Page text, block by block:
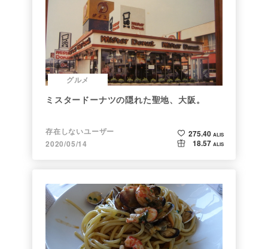
グルメ
ミスタードーナツの隠れた聖地、大阪。
存在しないユーザー
2020/05/14
275.40 ALIS
18.57 ALIS